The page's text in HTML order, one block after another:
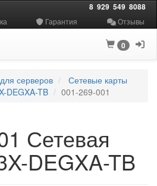
8 929 549 8088
Гарантия Отзывы
0
серверов
Сетевые карты
DEGXA-TB
001-269-001
Сетевая
DEGXA-TB